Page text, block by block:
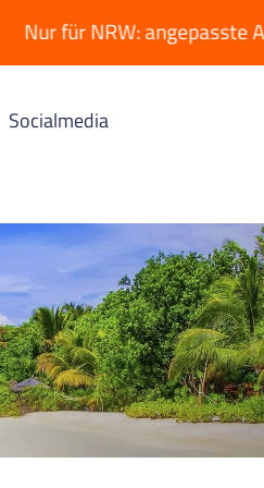
NRW: angepasste
Socialmedia